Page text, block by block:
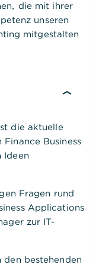
die mit ihrer
unseren
mitgestalten
die aktuelle
Business
Ideen
Fragen rund
Applications
zur IT-
den bestehenden